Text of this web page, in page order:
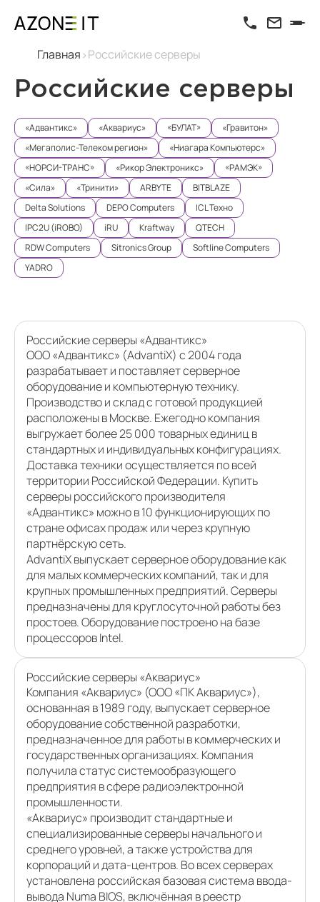
Главная Российские серверы
Российские серверы
«Адвантикс» «Аквариус» «БУЛАТ»
«Гравитон»
«Мегаполис-Телеком регион»
«Ниагара Компьютерс»
«НОРСИ-ТРАНС»
«Рикор Электроникс»
«РАМЭК»
«Сила»
«Тринити» ARBYTE
BITBLAZE
Delta Solutions
DEPO Computers
ICL Техно
IPC2U (iROBO)
iRU Kraftway
QTECH
RDW Computers
Sitronics Group
Softline Computers
YADRO
Российские серверы «Адвантикс»
ООО «Адвантикс» (AdvantiX) с 2004 года
разрабатывает и поставляет серверное
оборудование и компьютерную технику.
Производство и склад с готовой продукцией
расположены в Москве. Ежегодно компания
выгружает более 25 000 товарных единиц в
стандартных и индивидуальных конфигурациях.
Доставка техники осуществляется по всей
территории Российской Федерации. Купить
серверы российского производителя
«Адвантикс» можно в 10 функционирующих по
стране офисах продаж или через крупную
партнёрскую сеть.
AdvantiX выпускает серверное оборудование как
для малых коммерческих компаний, так и для
крупных промышленных предприятий. Серверы
предназначены для круглосуточной работы без
простоев. Оборудование построено на базе
процессоров Intel.
Российские серверы «Аквариус»
Компания «Аквариус» (ООО «ПК Аквариус»),
основанная в 1989 году, выпускает серверное
оборудование собственной разработки,
предназначенное для работы в коммерческих и
государственных организациях. Компания
получила статус системообразующего
предприятия в сфере радиоэлектронной
промышленности.
«Аквариус» производит стандартные и
специализированные серверы начального и
среднего уровней, а также устройства для
корпораций и дата-центров. Во всех серверах
установлена российская базовая система ввода-
вывода Numa BIOS, включённая в реестр